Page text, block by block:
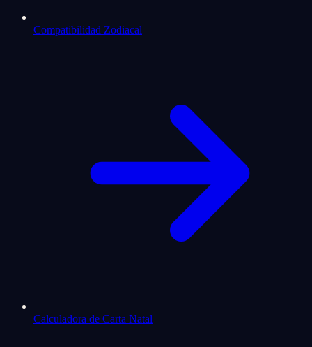
Compatibilidad Zodiacal
Calculadora de Carta Natal